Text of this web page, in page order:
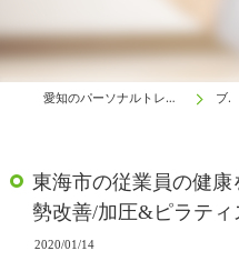
愛知のパーソナルトレーニングは生涯動ける体研究所 One ブログ
東海市の従業員の健
勢改善/加圧&ピラティ
2020/01/14